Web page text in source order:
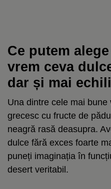
Ce putem
vrem ceva
dar și mai
Una dintre cele mai bune
grecesc cu fructe de
neagră rasă deasupra.
dulce fără exces foarte
puneți imaginația în
desert veritabil.